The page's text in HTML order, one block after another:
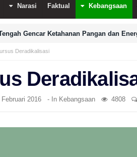
Narasi Faktual Kebangsaan
Gencar Ketahanan Pangan dan
Deradikalisasi
Februari 2016 - In Kebangsaan 4808